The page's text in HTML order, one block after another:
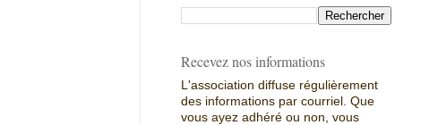
Recevez nos informations
L'association diffuse régulièrement
des informations par courriel. Que
vous ayez adhéré ou non, vous